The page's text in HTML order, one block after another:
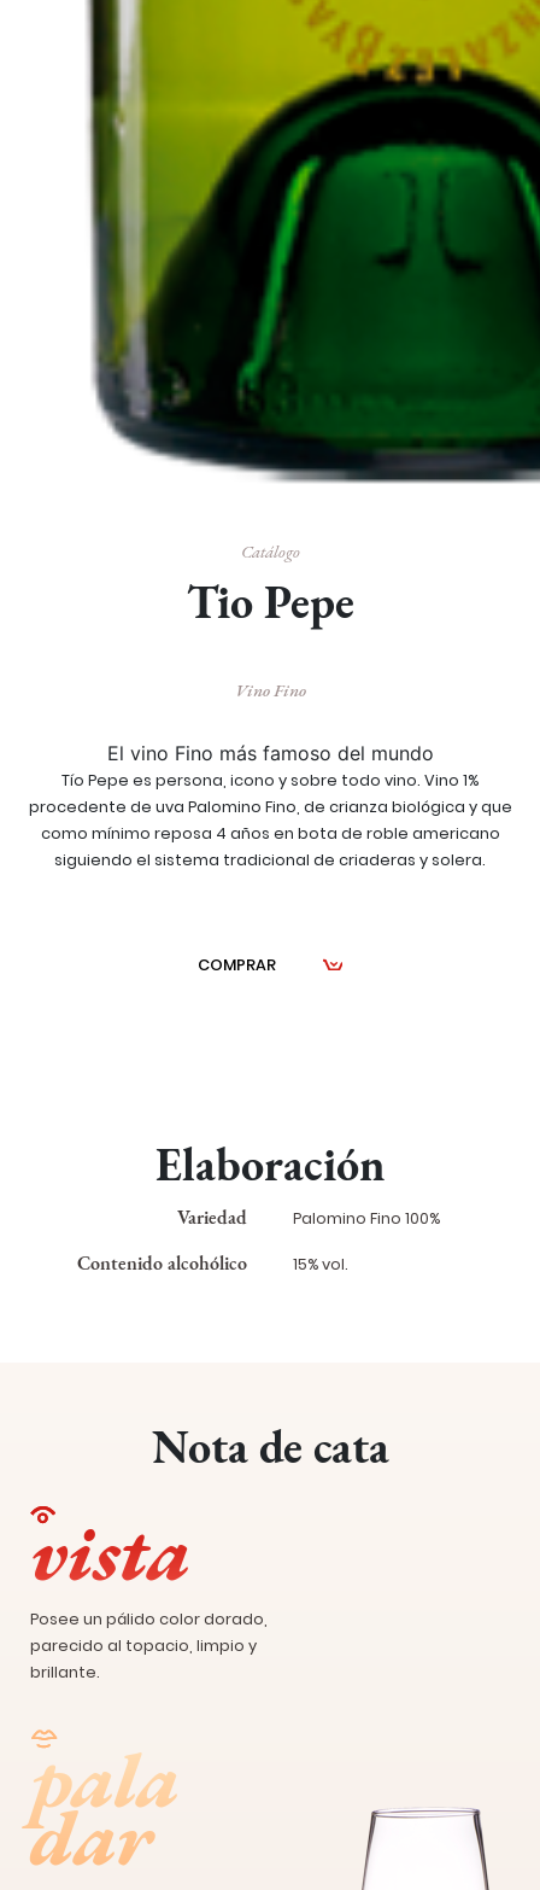
Catálogo
Tio Pepe
Vino Fino
El vino Fino más famoso del mundo
Tío Pepe es persona, icono y sobre todo vino. Vino 1%
procedente de uva Palomino Fino, de crianza biológica y que
como mínimo reposa 4 años en bota de roble americano
siguiendo el sistema tradicional de criaderas y solera.
COMPRAR
Elaboración
Variedad Palomino Fino 100%
Contenido alcohólico 15% vol.
Nota de cata
vista
Posee un pálido color dorado,
parecido al topacio, limpio y
brillante.
pala
dar